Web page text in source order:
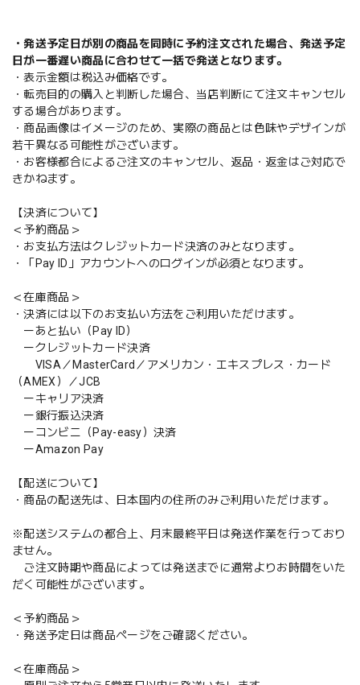
・発送予定日が別の商品を同時に予約注文された場合、発送予定
日が一番遅い商品に合わせて一括で発送となります。
・表示金額は税込み価格です。
・転売目的の購入と判断した場合、当店判断にて注文キャンセル
する場合があります。
・商品画像はイメージのため、実際の商品とは色味やデザインが
若干異なる可能性がございます。
・お客様都合によるご注文のキャンセル、返品・返金はご対応で
きかねます。
【決済について】
＜予約商品＞
・お支払方法はクレジットカード決済のみとなります。
・「Pay ID」アカウントへのログインが必須となります。
＜在庫商品＞
・決済には以下のお支払い方法をご利用いただけます。
ーあと払い（Pay ID）
ークレジットカード決済
VISA／MasterCard／アメリカン・エキスプレス・カード
（AMEX）／JCB
ーキャリア決済
ー銀行振込決済
ーコンビニ（Pay-easy）決済
ーAmazon Pay
【配送について】
・商品の配送先は、日本国内の住所のみご利用いただけます。
※配送システムの都合上、月末最終平日は発送作業を行っており
ません。
ご注文時期や商品によっては発送までに通常よりお時間をいた
だく可能性がございます。
＜予約商品＞
・発送予定日は商品ページをご確認ください。
＜在庫商品＞